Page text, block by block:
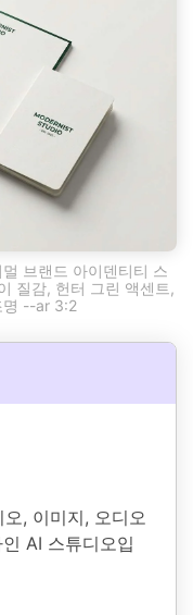
브랜드 아이덴티티 스
질감, 헌터 그린 액센트,
명 --ar 3:2
, 이미지, 오디오
AI 스튜디오입